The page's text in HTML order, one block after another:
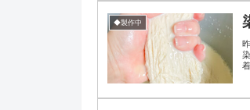
◆製作中